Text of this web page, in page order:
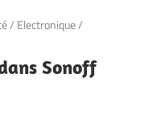
/ Electronique/
Sonoff